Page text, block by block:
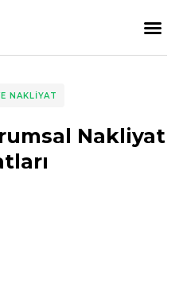
NAKLIYAT
Nakliyat